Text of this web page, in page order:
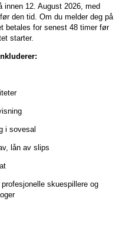
innen 12. August 2026, med
den tid. Om du melder deg på
betales for senest 48 timer før
starter.
i sovesal
lån av slips
skuespillere og